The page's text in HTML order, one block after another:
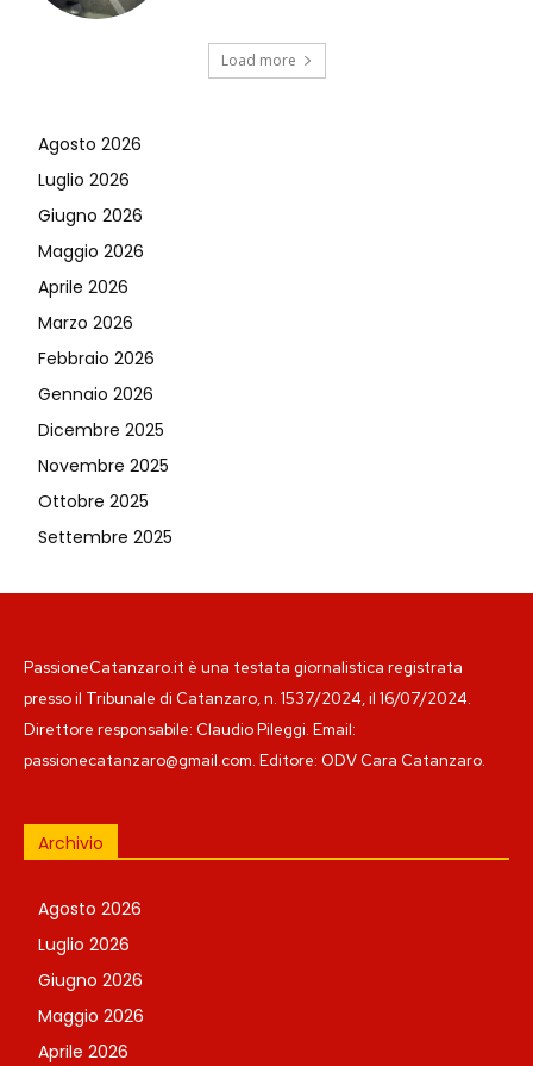
Load more
Agosto 2026
Luglio 2026
Giugno 2026
Maggio 2026
Aprile 2026
Marzo 2026
Febbraio 2026
Gennaio 2026
Dicembre 2025
Novembre 2025
Ottobre 2025
Settembre 2025
PassioneCatanzaro.it è una testata giornalistica registrata
presso il Tribunale di Catanzaro, n. 1537/2024, il 16/07/2024.
Direttore responsabile: Claudio Pileggi. Email:
passionecatanzaro@gmail.com. Editore: ODV Cara Catanzaro.
Archivio
Agosto 2026
Luglio 2026
Giugno 2026
Maggio 2026
Aprile 2026